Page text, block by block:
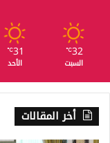
32
℃
السبت
31
℃
الأحد
أخر المقالات